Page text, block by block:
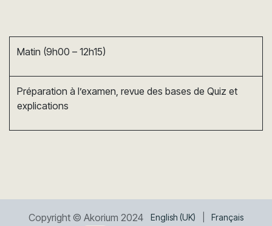
Matin (9h00 – 12h15)
Préparation à l’examen, revue des bases de Quiz et
explications
Copyright © Akorium 2024 English (UK) Français